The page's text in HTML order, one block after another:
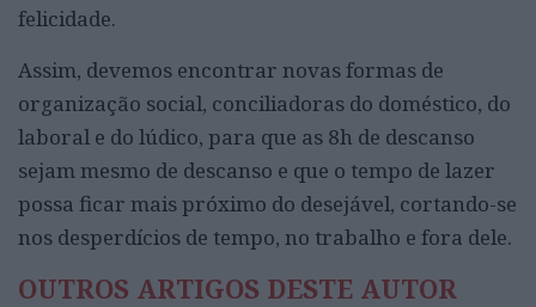
felicidade.
Assim, devemos encontrar novas formas de
organização social, conciliadoras do doméstico, do
laboral e do lúdico, para que as 8h de descanso
sejam mesmo de descanso e que o tempo de lazer
possa ficar mais próximo do desejável, cortando-se
nos desperdícios de tempo, no trabalho e fora dele.
OUTROS ARTIGOS DESTE AUTOR